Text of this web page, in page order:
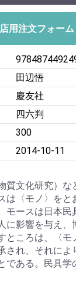
用注文フォーム
田辺悟
慶友社
四六判
300
2014-10-11
質文化研究）な
は〈モノ〉をと
モースは日本民
に影響を与え
ところは、〈モ
され、それによ
である。民具学